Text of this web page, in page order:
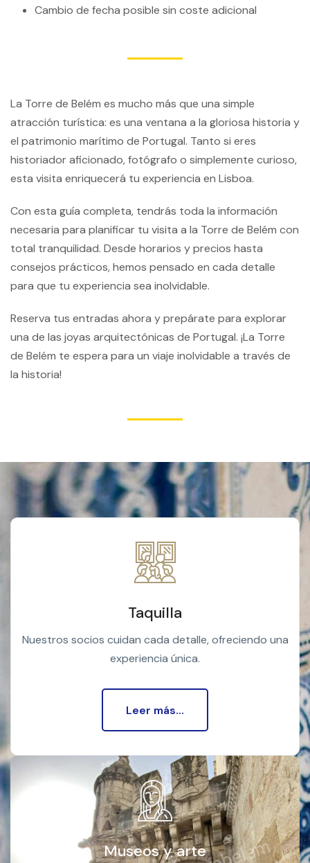
Cambio de fecha posible sin coste adicional
La Torre de Belém es mucho más que una simple
atracción turística: es una ventana a la gloriosa historia y
el patrimonio marítimo de Portugal. Tanto si eres
historiador aficionado, fotógrafo o simplemente curioso,
esta visita enriquecerá tu experiencia en Lisboa.
Con esta guía completa, tendrás toda la información
necesaria para planificar tu visita a la Torre de Belém con
total tranquilidad. Desde horarios y precios hasta
consejos prácticos, hemos pensado en cada detalle
para que tu experiencia sea inolvidable.
Reserva tus entradas ahora y prepárate para explorar
una de las joyas arquitectónicas de Portugal. ¡La Torre
de Belém te espera para un viaje inolvidable a través de
la historia!
Taquilla
Nuestros socios cuidan cada detalle, ofreciendo una
experiencia única.
Leer más...
Museos y arte